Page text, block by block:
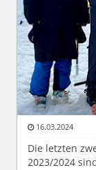
16.03.2024
Die letzten
2023/2024